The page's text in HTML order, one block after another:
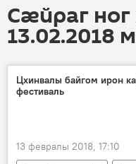
Сӕйраг
13.02.2018
Цхинвалы байгом ирон
фестиваль
13 февралы 2018, 17:10